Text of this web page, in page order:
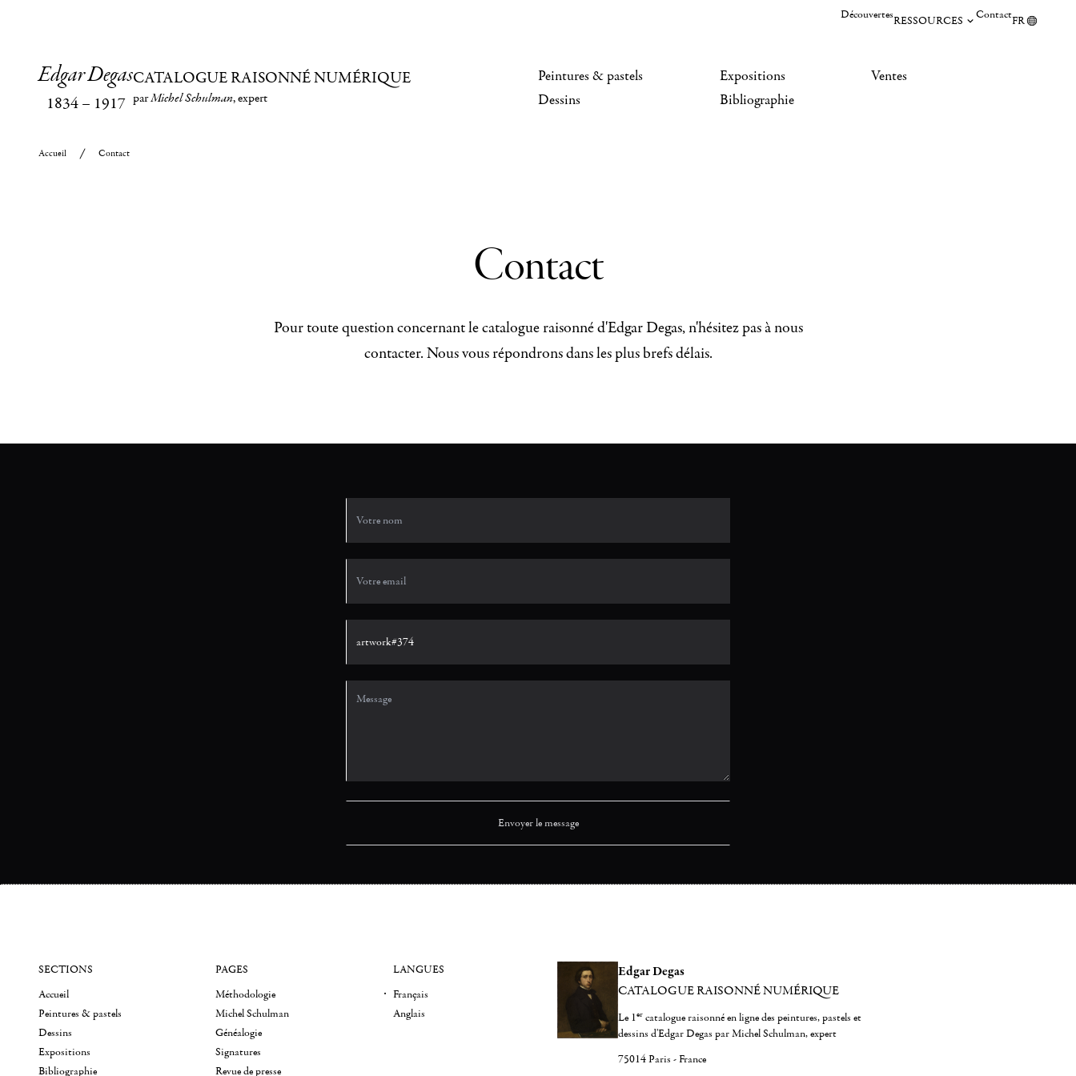
DécouvertesRESSOURCES ContactFR
Edgar Degas
1834– 1917
CATALOGUE RAISONNÉ NUMÉRIQUE
parMichel Schulman, expert
Peintures & pastels
Dessins
Expositions
Bibliographie
Ventes
Accueil Contact
Contact
Pour toute question concernant le catalogue raisonné d'Edgar Degas, n'hésitez pas à nous
contacter. Nous vous répondrons dans les plus brefs délais.
Edgar Degas
CATALOGUE RAISONNÉ NUMÉRIQUE
Le 1er catalogue raisonné en ligne des peintures, pastels et
dessins d'Edgar Degas par Michel Schulman, expert
75014 Paris - France
SECTIONS
Accueil
Peintures & pastels
Dessins
Expositions
Bibliographie
PAGES
Méthodologie
Michel Schulman
Généalogie
Signatures
Revue de presse
LANGUES
Français
Anglais